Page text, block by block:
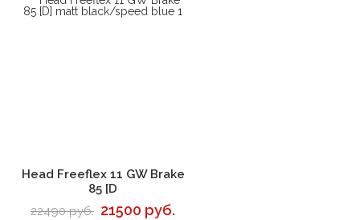
В корзину
Head Freeflex 11 GW Brake
85 [D
22490 руб. 21500 руб.